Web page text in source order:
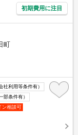
初期費用に注目
町
利用等条件有）
条件有）
ン相談可